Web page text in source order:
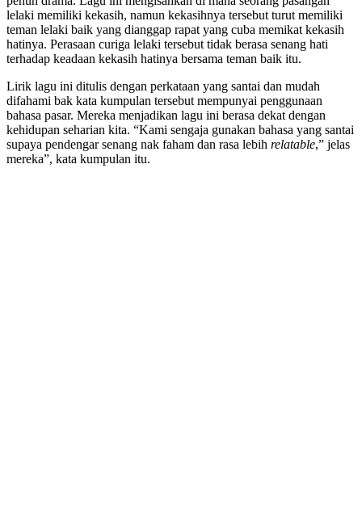
lelaki memiliki kekasih, namun kekasihnya tersebut turut memiliki
teman lelaki baik yang dianggap rapat yang cuba memikat kekasih
hatinya. Perasaan curiga lelaki tersebut tidak berasa senang hati
terhadap keadaan kekasih hatinya bersama teman baik itu.
Lirik lagu ini ditulis dengan perkataan yang santai dan mudah
difahami bak kata kumpulan tersebut mempunyai penggunaan
bahasa pasar. Mereka menjadikan lagu ini berasa dekat dengan
kehidupan seharian kita. “Kami sengaja gunakan bahasa yang santai
supaya pendengar senang nak faham dan rasa lebih relatable,” jelas
mereka”, kata kumpulan itu.